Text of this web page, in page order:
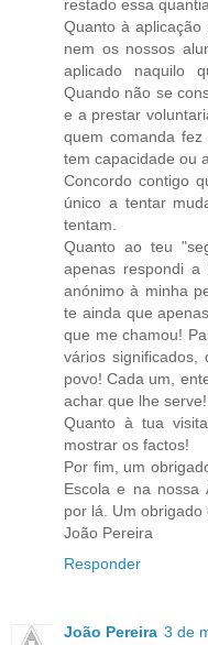
restado essa
Quanto à
nem os nossos
aplicado naquilo
Quando não se
e a prestar
quem comanda
tem capacidade ou
Concordo contigo
único a tentar
tentam.
Quanto ao teu
apenas respondi
anónimo à minha
te ainda que
que me chamou!
vários
povo! Cada um,
achar que lhe serve!
Quanto à tua
mostrar os factos!
Por fim, um
Escola e na nossa
por lá. Um obrigado
João Pereira
Responder
João Pereira 3 de